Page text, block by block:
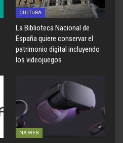
CULTURA
La Biblioteca Nacional de
España quiere conservar el
patrimonio digital incluyendo
los videojuegos
NA WEB